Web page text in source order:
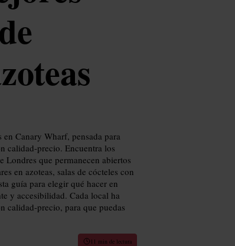
Canary Wharf, pensada para
calidad-precio. Encuentra los
Londres que permanecen abiertos
en azoteas, salas de cócteles con
guía para elegir qué hacer en
y accesibilidad. Cada local ha
calidad-precio, para que puedas
11 min de lectura